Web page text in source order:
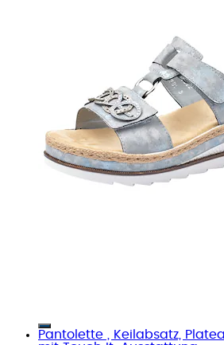
Pantolette , Keilabsatz,